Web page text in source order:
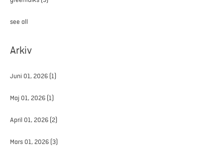
see all
Arkiv
Juni 01, 2026 (1)
Maj 01, 2026 (1)
April 01, 2026 (2)
Mars 01, 2026 (3)